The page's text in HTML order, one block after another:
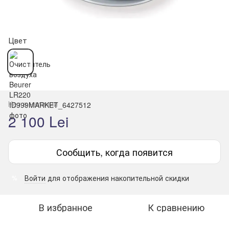
Цвет
Нет в наличии
2 100 Lei
Сообщить, когда появится
Войти для отображения накопительной скидки
В избранное К сравнению